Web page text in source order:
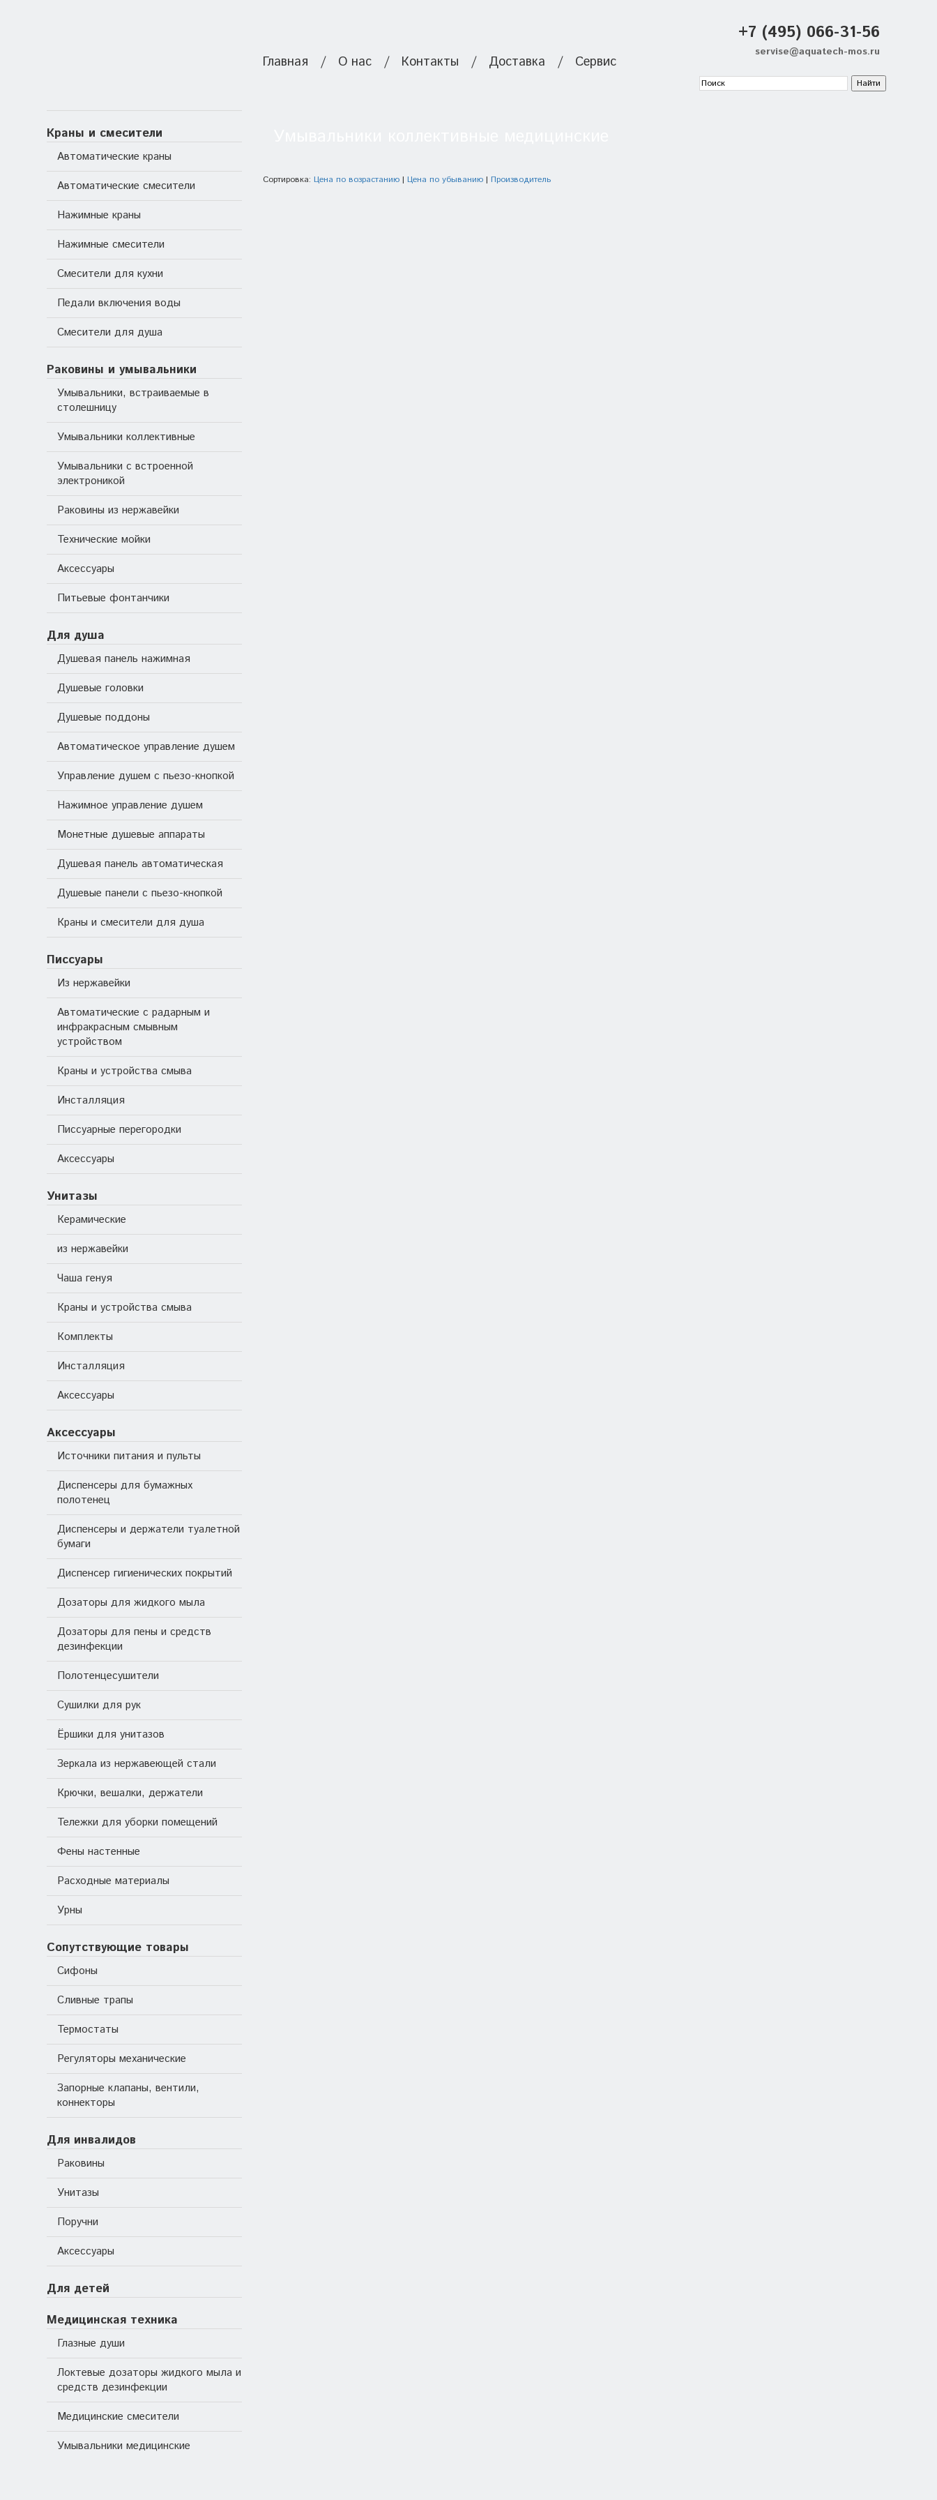
Главная / О нас / Контакты / Доставка / Сервис
+7 (495) 066-31-56
servise@aquatech-mos.ru
Краны и смесители
Автоматические краны
Автоматические смесители
Нажимные краны
Нажимные смесители
Смесители для кухни
Педали включения воды
Смесители для душа
Раковины и умывальники
Умывальники, встраиваемые в
столешницу
Умывальники коллективные
Умывальники с встроенной
электроникой
Раковины из нержавейки
Технические мойки
Аксессуары
Питьевые фонтанчики
Для душа
Душевая панель нажимная
Душевые головки
Душевые поддоны
Автоматическое управление душем
Управление душем с пьезо-кнопкой
Нажимное управление душем
Монетные душевые аппараты
Душевая панель автоматическая
Душевые панели с пьезо-кнопкой
Краны и смесители для душа
Писсуары
Из нержавейки
Автоматические с радарным и
инфракрасным смывным
устройством
Краны и устройства смыва
Инсталляция
Писсуарные перегородки
Аксессуары
Унитазы
Керамические
из нержавейки
Чаша генуя
Краны и устройства смыва
Комплекты
Инсталляция
Аксессуары
Аксессуары
Источники питания и пульты
Диспенсеры для бумажных
полотенец
Диспенсеры и держатели туалетной
бумаги
Диспенсер гигиенических покрытий
Дозаторы для жидкого мыла
Дозаторы для пены и средств
дезинфекции
Полотенцесушители
Сушилки для рук
Ёршики для унитазов
Зеркала из нержавеющей стали
Крючки, вешалки, держатели
Тележки для уборки помещений
Фены настенные
Расходные материалы
Урны
Сопутствующие товары
Сифоны
Сливные трапы
Термостаты
Регуляторы механические
Запорные клапаны, вентили,
коннекторы
Для инвалидов
Раковины
Унитазы
Поручни
Аксессуары
Для детей
Медицинская техника
Глазные души
Локтевые дозаторы жидкого мыла и
средств дезинфекции
Медицинские смесители
Умывальники медицинские
Сортировка: Цена по возрастанию | Цена по убыванию | Производитель